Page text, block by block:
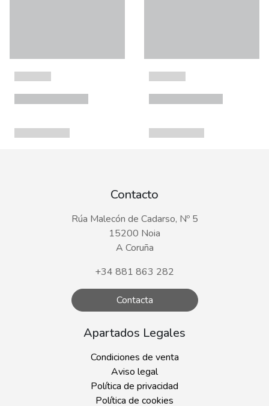
Contacto
Rúa Malecón de Cadarso, Nº 5
15200 Noia
A Coruña
+34 881 863 282
Contacta
Apartados Legales
Condiciones de venta
Aviso legal
Política de privacidad
Política de cookies